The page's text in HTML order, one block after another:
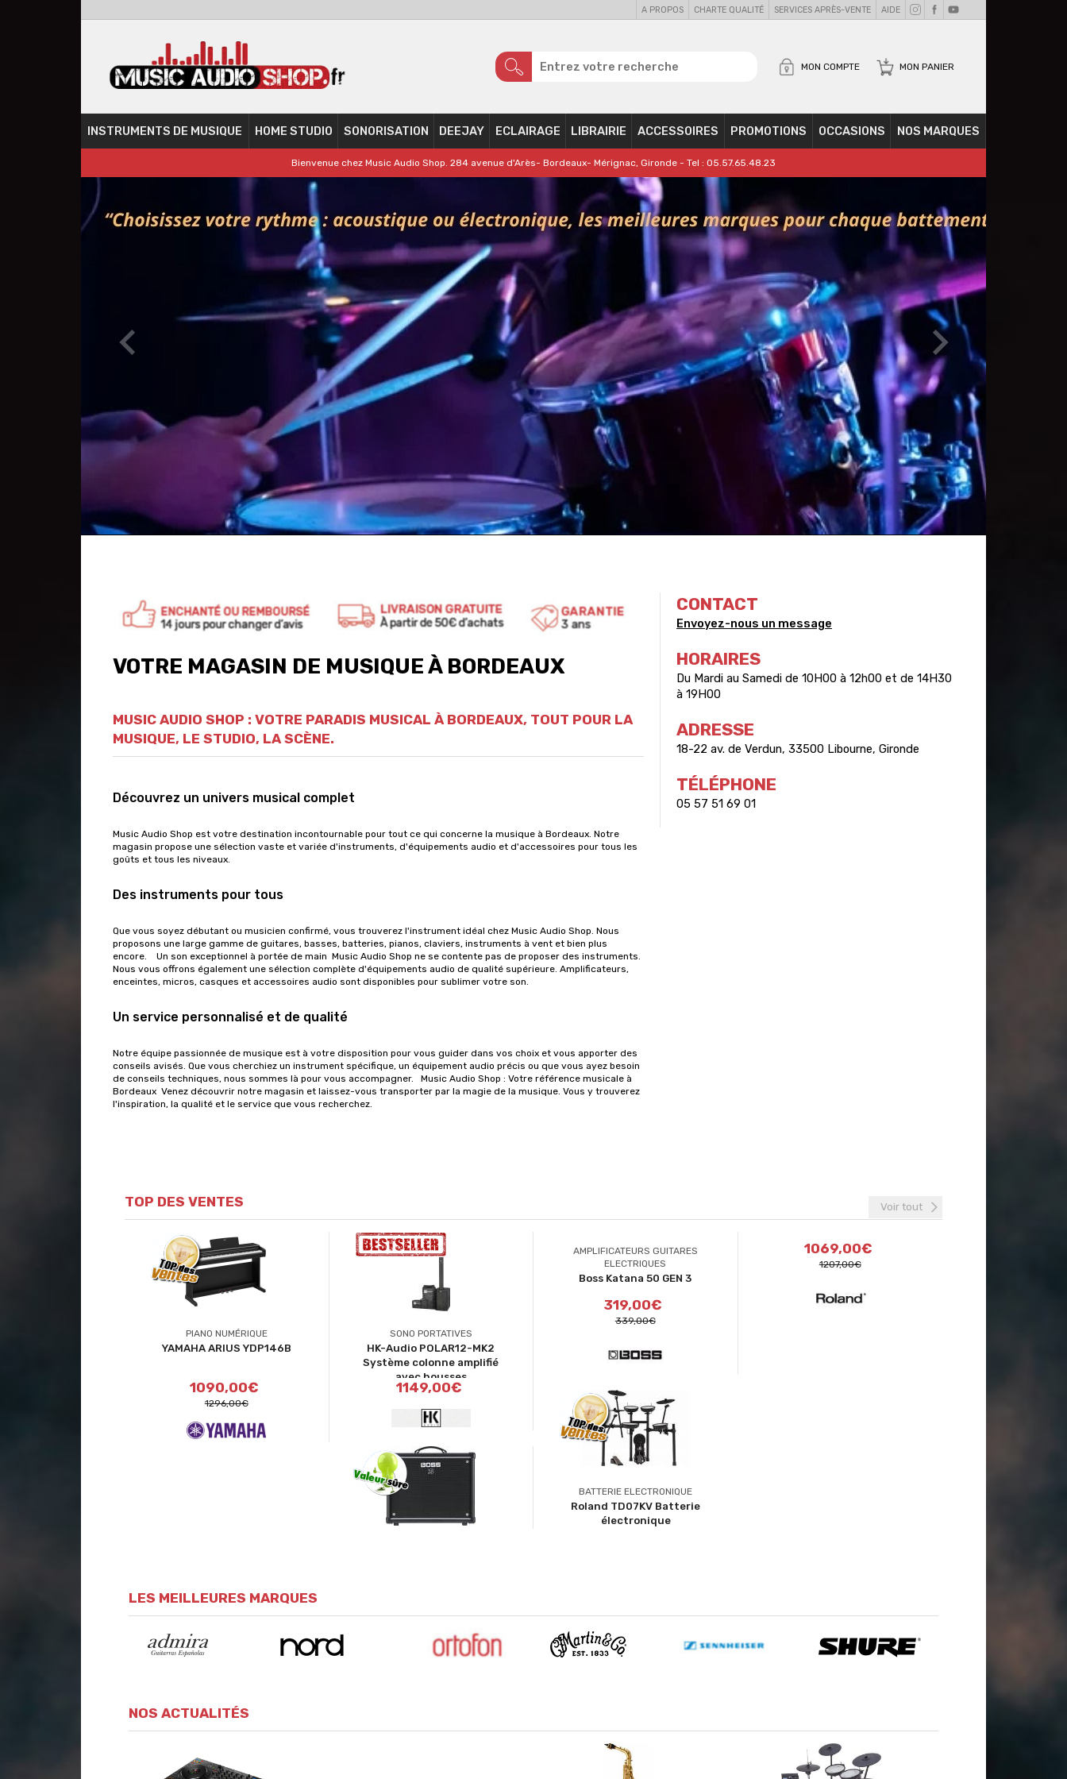
A PROPOS CHARTE QUALITÉ SERVICES APRÈS-VENTE AIDE
MON PANIER
MON COMPTE
INSTRUMENTS DE MUSIQUE HOME STUDIO SONORISATION DEEJAY ECLAIRAGE LIBRAIRIE ACCESSOIRES PROMOTIONS OCCASIONS NOS MARQUES
Bienvenue chez Music Audio Shop. 284 avenue d'Arès- Bordeaux- Mérignac, Gironde - Tel : 05.57.65.48.23
VOTRE MAGASIN DE MUSIQUE À BORDEAUX
MUSIC AUDIO SHOP : VOTRE PARADIS MUSICAL À BORDEAUX, TOUT POUR LA
MUSIQUE, LE STUDIO, LA SCÈNE.
Découvrez un univers musical complet
Music Audio Shop est votre destination incontournable pour tout ce qui concerne la musique à Bordeaux. Notre
magasin propose une sélection vaste et variée d'instruments, d'équipements audio et d'accessoires pour tous les
goûts et tous les niveaux.
Des instruments pour tous
Que vous soyez débutant ou musicien confirmé, vous trouverez l'instrument idéal chez Music Audio Shop. Nous
proposons une large gamme de guitares, basses, batteries, pianos, claviers, instruments à vent et bien plus
encore. Un son exceptionnel à portée de main Music Audio Shop ne se contente pas de proposer des instruments.
Nous vous offrons également une sélection complète d'équipements audio de qualité supérieure. Amplificateurs,
enceintes, micros, casques et accessoires audio sont disponibles pour sublimer votre son.
Un service personnalisé et de qualité
Notre équipe passionnée de musique est à votre disposition pour vous guider dans vos choix et vous apporter des
conseils avisés. Que vous cherchiez un instrument spécifique, un équipement audio précis ou que vous ayez besoin
de conseils techniques, nous sommes là pour vous accompagner. Music Audio Shop : Votre référence musicale à
Bordeaux Venez découvrir notre magasin et laissez-vous transporter par la magie de la musique. Vous y trouverez
l'inspiration, la qualité et le service que vous recherchez.
CONTACT
Envoyez-nous un message
HORAIRES
Du Mardi au Samedi de 10H00 à 12h00 et de 14H30
à 19H00
ADRESSE
18-22 av. de Verdun, 33500 Libourne, Gironde
TÉLÉPHONE
05 57 51 69 01
Voir tout
TOP DES VENTES
PIANO NUMÉRIQUE
YAMAHA ARIUS YDP146B
1090,00€
1296,00€
SONO PORTATIVES
HK-Audio POLAR12-MK2
Système colonne amplifié
avec housses
1149,00€
AMPLIFICATEURS GUITARES
ELECTRIQUES
Boss Katana 50 GEN 3
319,00€
339,00€
BATTERIE ELECTRONIQUE
Roland TD07KV Batterie
électronique
1069,00€
1207,00€
LES MEILLEURES MARQUES
NOS ACTUALITÉS